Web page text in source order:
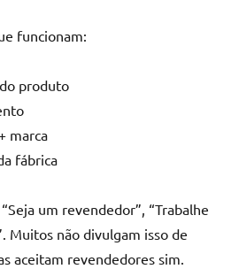
funcionam:
produto
marca
fábrica
um revendedor”, “Trabalhe
Muitos não divulgam isso de
aceitam revendedores sim.